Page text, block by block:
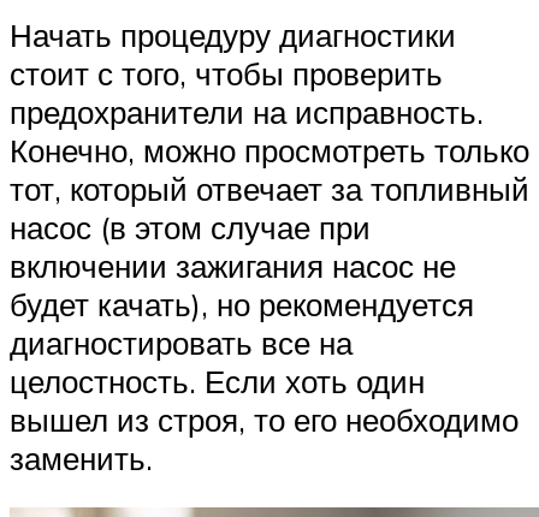
Начать процедуру диагностики
стоит с того, чтобы проверить
предохранители на исправность.
Конечно, можно просмотреть только
тот, который отвечает за топливный
насос (в этом случае при
включении зажигания насос не
будет качать), но рекомендуется
диагностировать все на
целостность. Если хоть один
вышел из строя, то его необходимо
заменить.